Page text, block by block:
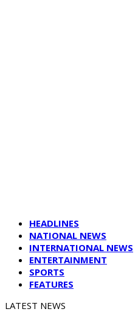
HEADLINES
NATIONAL NEWS
INTERNATIONAL NEWS
ENTERTAINMENT
SPORTS
FEATURES
LATEST NEWS